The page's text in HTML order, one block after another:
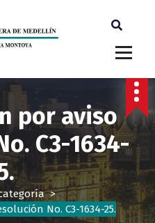
por aviso
C3-1634-
>
No. C3-1634-25.